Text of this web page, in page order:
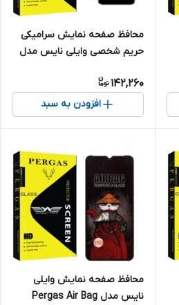
محافظ صفحه نمایش سرامیکی
حریم شخصی وایلی نایس مدل
برای گوشی موبایل سامسونگ
Galaxy A73 5G بسته دو عددی
142,260
افزودن به سبد
محافظ صفحه نمایش وایلی
نایس مدل Pergas Air Bag